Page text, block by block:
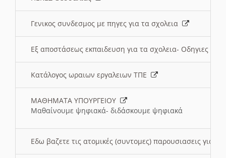
Γενικος συνδεσμος με πηγες για τα σχολεια
Εξ αποστάσεως εκπαιδευση για τα σχολεια- Οδηγιες
Κατάλογος ωραιων εργαλειων ΤΠΕ
ΜΑΘΗΜΑΤΑ ΥΠΟΥΡΓΕΙΟΥ
Μαθαίνουμε ψηφιακά- διδάσκουμε ψηφιακά
Εδω βαζετε τις ατομικές (συντομες) παρουσιασεις για